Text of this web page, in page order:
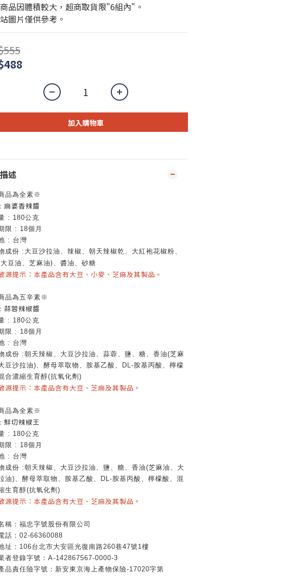
品因體積較大，超商取貨限"6組內"。
圖片僅供參考。
加入購物車
述
品為全素※
: 麻婆香辣醬
: 180公克
限 : 18個月
: 台灣
成份 : 大豆沙拉油、辣椒、朝天辣椒乾、大紅袍花椒粉、
大豆油、芝麻油) 、醬油、砂糖
源提示：本產品含有大豆、小麥、芝麻及其製品。
品為五辛素※
: 蒜蓉辣椒醬
: 180公克
限 : 18個月
: 台灣
成份 :朝天辣椒、大豆沙拉油、蒜蓉、鹽、糖、香油(芝麻
豆沙拉油)、酵母萃取物、胺基乙酸、 DL-胺基丙酸、檸檬
合濃縮生育醇(抗氧化劑 )
源提示：本產品含有大豆、芝麻及其製品。
品為全素※
: 鮮切辣椒王
: 180公克
限 : 18個月
: 台灣
成份 :朝天辣椒、大豆沙拉油、鹽、糖、香油(芝麻油、大
油)、酵母萃取物、胺基乙酸、 DL-胺基丙酸、檸檬酸、混
生育醇(抗氧化劑 )
源提示：本產品含有大豆、芝麻及其製品。
稱：福忠字號股份有限公司
話：02-66360088
址：106台北市大安區光復南路260巷47號1樓
者登錄字號：A-142867567-0000-3
品責任險字號：新安東京海上產物保險-17020字第